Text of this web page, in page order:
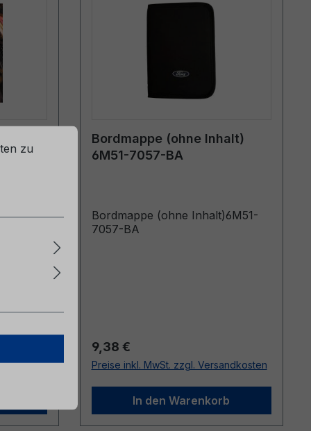
-
Bordmappe (ohne Inhalt)
6M51-7057-BA
Bordmappe (ohne Inhalt)6M51-
7057-BA
Regulärer Preis:
9,38 €
Preise inkl. MwSt. zzgl. Versandkosten
In den Warenkorb
zu